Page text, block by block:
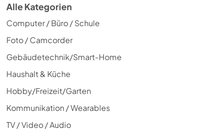
Alle Kategorien
Computer / Büro / Schule
Foto / Camcorder
Gebäudetechnik/Smart-Home
Haushalt & Küche
Hobby/Freizeit/Garten
Kommunikation / Wearables
TV / Video / Audio